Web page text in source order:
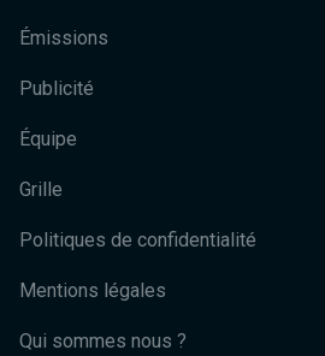
Émissions
Publicité
Équipe
Grille
Politiques de confidentialité
Mentions légales
Qui sommes nous ?